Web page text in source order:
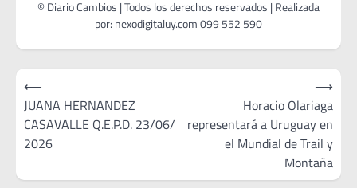
Navegación
de
entradas
⟵
JUANA HERNANDEZ
CASAVALLE Q.E.P.D. 23/06/
2026
Horacio Olariaga
representará a Uruguay en
el Mundial de Trail y
Montaña
⟶